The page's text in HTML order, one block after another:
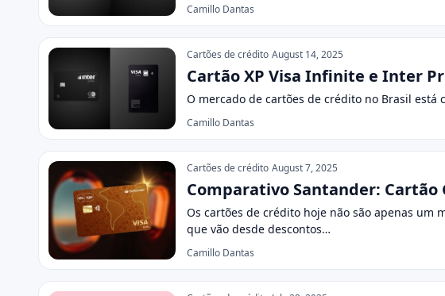
Camillo Dantas
Cartões de crédito August 14, 2025
Cartão XP Visa Infinite e Inter
O mercado de cartões de crédito no Brasil está
Camillo Dantas
Cartões de crédito August 7, 2025
Comparativo Santander: Cartão
Os cartões de crédito hoje não são apenas um
que vão desde descontos…
Camillo Dantas